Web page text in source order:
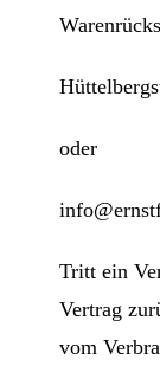
oder
Tritt ein
Vertrag
vom